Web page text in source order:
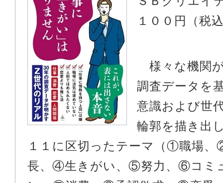
１００円（税
様々な機関
調査データを
意識および世
輪郭を描き出
１１に区切ったテーマ（①職場
長、④生きがい、⑤努力、⑥コミ